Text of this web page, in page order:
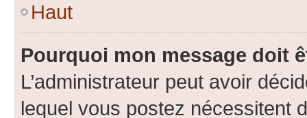
Haut
Pourquoi mon message doit
L’administrateur peut avoir
lequel vous postez nécessitent